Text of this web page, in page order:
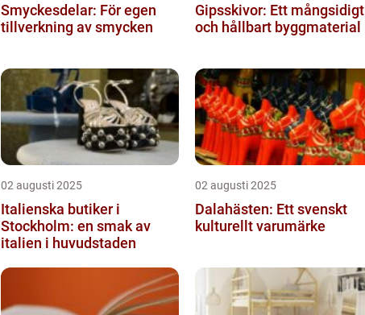
Smyckesdelar: För egen
tillverkning av smycken
Gipsskivor: Ett mångsidigt
och hållbart byggmaterial
02 augusti 2025
Italienska butiker i
Stockholm: en smak av
italien i huvudstaden
02 augusti 2025
Dalahästen: Ett svenskt
kulturellt varumärke